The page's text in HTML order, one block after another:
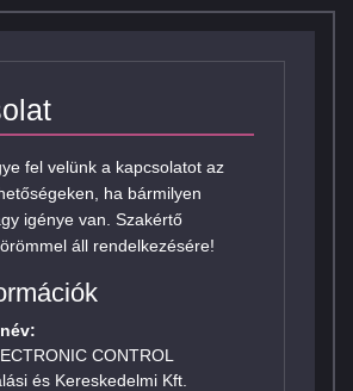
fel velünk a kapcsolatot az
ha bármilyen
igénye van. Szakértő
áll rendelkezésére!
CONTROL
és Kereskedelmi Kft.